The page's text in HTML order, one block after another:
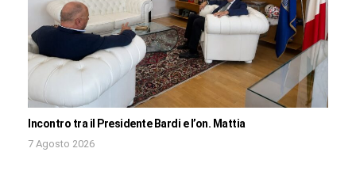
Incontro tra il Presidente Bardi e l’on. Mattia
7 Agosto 2026